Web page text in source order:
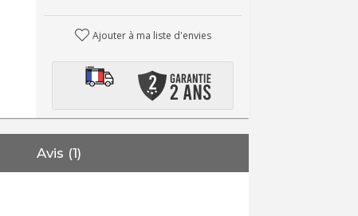
Ajouter à ma liste d'envies
Avis (1)